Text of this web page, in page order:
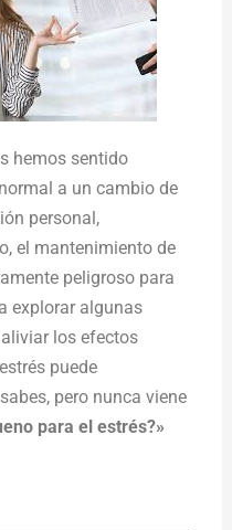
hemos sentido
a un cambio de
personal,
el mantenimiento de
peligroso para
explorar algunas
los efectos
puede
pero nunca viene
para el estrés?»